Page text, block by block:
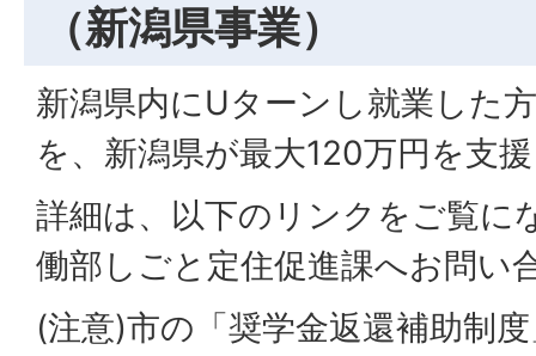
（新潟県事業）
新潟県内にUターンし就業した
を、新潟県が最大120万円を支
詳細は、以下のリンクをご覧に
働部しごと定住促進課へお問い
(注意)市の「奨学⾦返還補助制